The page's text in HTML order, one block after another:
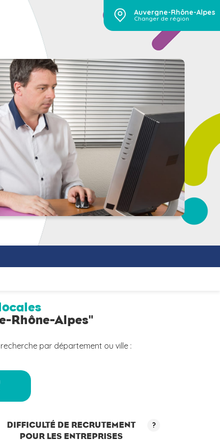
Auvergne-Rhône-Alpes
Changer de région
Rhône-Alpes"
par département ou ville :
DIFFICULTÉ DE RECRUTEMENT
POUR LES ENTREPRISES
?